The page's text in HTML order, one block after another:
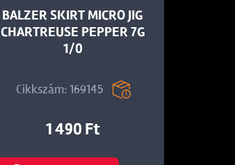
BALZER SKIRT MICRO JIG
CHARTREUSE PEPPER 7G
1/0
Cikkszám: 169145
1 490 Ft